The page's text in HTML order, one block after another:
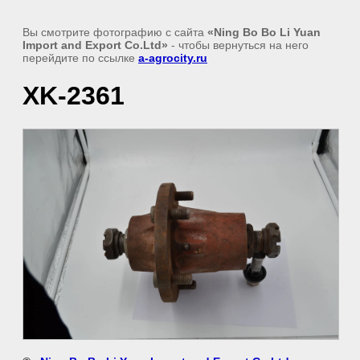
Вы смотрите фотографию с сайта «Ning Bo Bo Li Yuan
Import and Export Co.Ltd» - чтобы вернуться на него
перейдите по ссылке a-agrocity.ru
XK-2361